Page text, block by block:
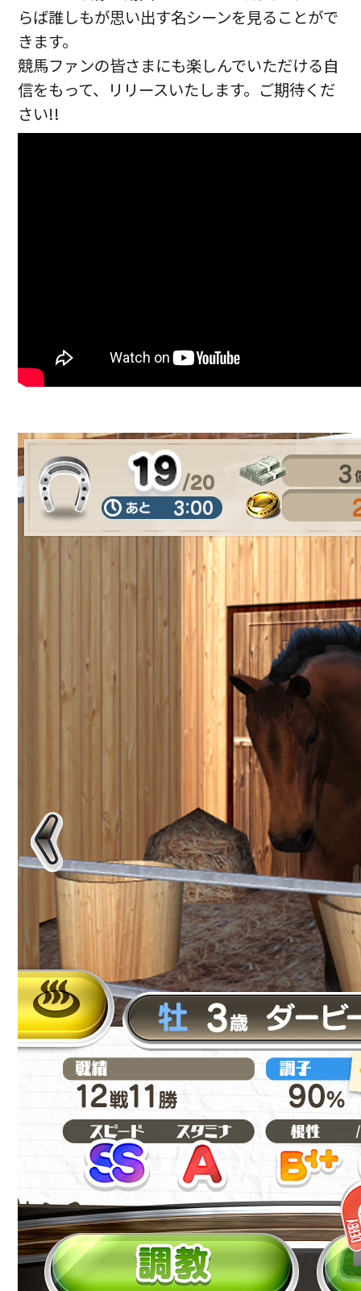
らば誰しもが思い出す名シーンを見ることがで
きます。
競馬ファンの皆さまにも楽しんでいただける自
信をもって、リリースいたします。ご期待くだ
さい!!